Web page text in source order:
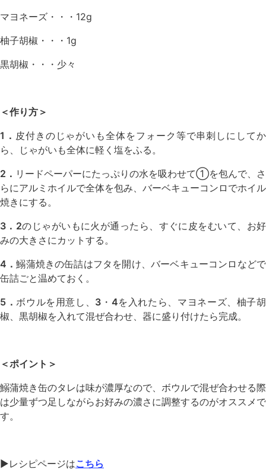
マヨネーズ・・・12g
柚子胡椒・・・1g
黒胡椒・・・少々
＜作り方＞
1． 皮付きのじゃがいも全体をフォーク等で串刺しにしてか
ら、じゃがいも全体に軽く塩をふる。
2． リードペーパーにたっぷりの水を吸わせて①を包んで、さ
らにアルミホイルで全体を包み、バーベキューコンロでホイル
焼きにする。
3．2のじゃがいもに火が通ったら、すぐに皮をむいて、お好
みの大きさにカットする。
4．鰯蒲焼きの缶詰はフタを開け、バーベキューコンロなどで
缶詰ごと温めておく。
5．ボウルを用意し、 3 ・ 4を入れたら、マヨネーズ、柚子胡
椒、黒胡椒を入れて混ぜ合わせ、器に盛り付けたら完成。
＜ポイント＞
鰯蒲焼き缶のタレは味が濃厚なので、ボウルで混ぜ合わせる際
は少量ずつ足しながらお好みの濃さに調整するのがオススメで
す。
▶︎レシピページはこちら